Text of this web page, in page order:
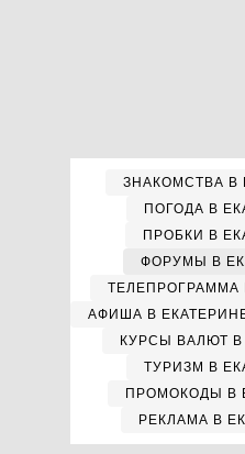
ЗНАКОМСТВА В
ПОГОДА В
ПРОБКИ В
ФОРУМЫ В
ТЕЛЕПРОГРАММА
АФИША В
КУРСЫ ВАЛЮТ В
ТУРИЗМ В
ПРОМОКОДЫ В
РЕКЛАМА В